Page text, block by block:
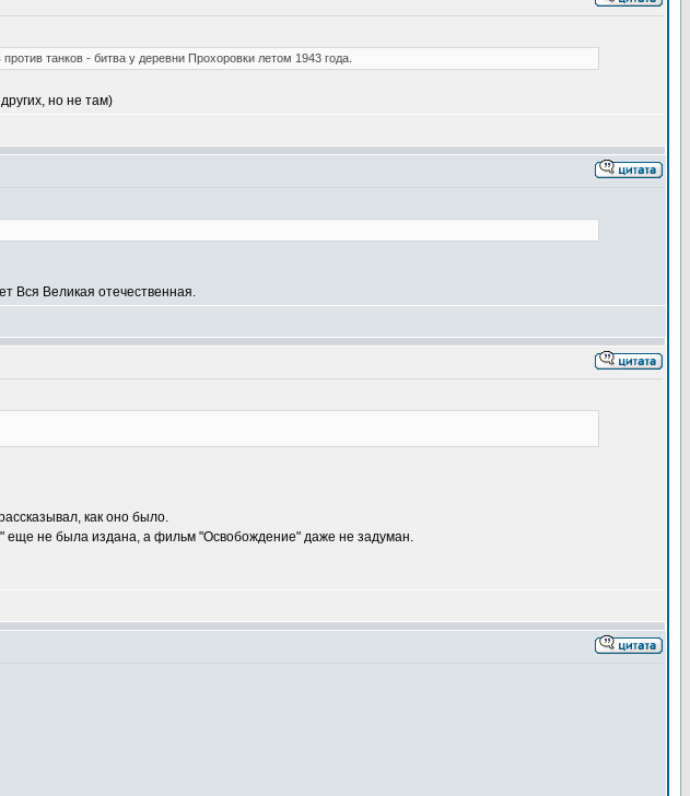
танков - битва у деревни Прохоровки летом 1943 года.
но не там)
Вся Великая отечественная.
как оно было.
еще не была издана, а фильм "Освобождение" даже не задуман.